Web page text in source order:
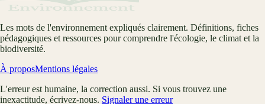
Les mots de l'environnement expliqués clairement. Définitions, fiches
pédagogiques et ressources pour comprendre l'écologie, le climat et la
biodiversité.
À proposMentions légales
L'erreur est humaine, la correction aussi. Si vous trouvez une
inexactitude, écrivez-nous. Signaler une erreur